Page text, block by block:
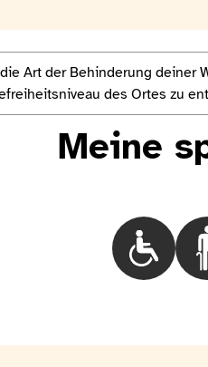
Meine
Art der Behinderung deiner
des Ortes zu
vous parler !
Choisir le